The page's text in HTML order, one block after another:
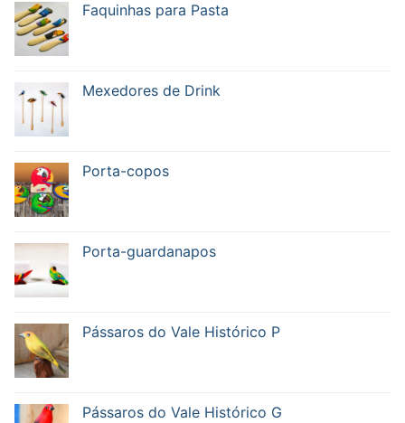
Faquinhas para Pasta
Mexedores de Drink
Porta-copos
Porta-guardanapos
Pássaros do Vale Histórico P
Pássaros do Vale Histórico G